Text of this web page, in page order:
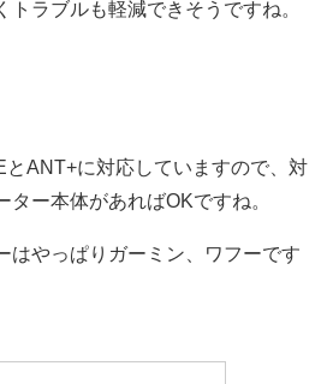
トラブルも軽減できそうですね。
ANT+に対応していますので、対
ター本体があればOKですね。
はやっぱりガーミン、ワフーです